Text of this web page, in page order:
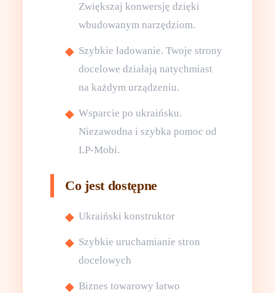
Zwiększaj konwersję dzięki
wbudowanym narzędziom.
Szybkie ładowanie. Twoje strony
docelowe działają natychmiast
na każdym urządzeniu.
Wsparcie po ukraińsku.
Niezawodna i szybka pomoc od
LP-Mobi.
Co jest dostępne
Ukraiński konstruktor
Szybkie uruchamianie stron
docelowych
Biznes towarowy łatwo